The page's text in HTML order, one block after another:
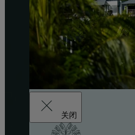
关闭